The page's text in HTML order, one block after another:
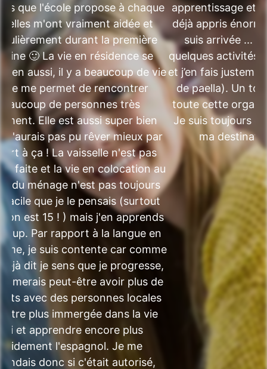
que l'école propose à chaque
elles m'ont vraiment aidée et
durant la première
🙂 La vie en résidence se
bien aussi, il y a beaucoup de vie
me permet de rencontrer
de personnes très
Elle est aussi super bien
j'aurais pas pu rêver mieux par
à ça ! La vaisselle n'est pas
faite et la vie en colocation au
du ménage n'est pas toujours
facile que je le pensais (surtout
on est 15 ! ) mais j'en apprends
Par rapport à la langue en
je suis contente car comme
dit je sens que je progresse,
peut-être avoir plus de
avec des personnes locales
être plus immergée dans la vie
et apprendre encore plus
l'espagnol. Je me
donc si c'était autorisé,
apprentissage et
déjà appris
suis arrivée ...
quelques activités
et j’en fais
de paella). Un
toute cette
Je suis toujours
ma